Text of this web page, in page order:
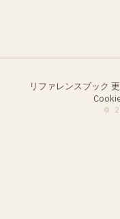
リファレンスブック ·
©